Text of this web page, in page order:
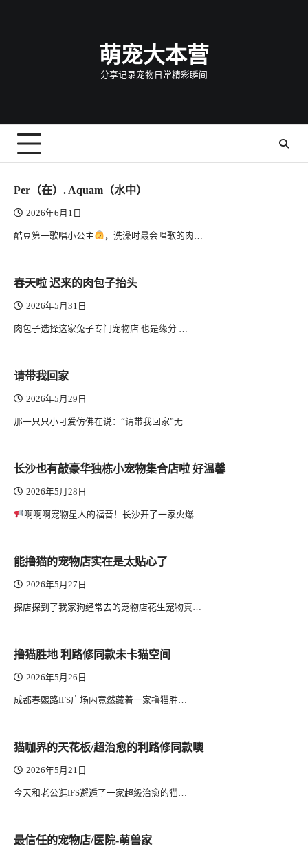
萌宠大本营
分享记录宠物日常精彩瞬间
Per（在）. Aquam（水中）
2026年6月1日
酷豆第一歌唱小公主 ，洗澡时最会唱歌的肉…
春天啦 迟来的肉包子抬头
2026年5月31日
肉包子选择这家兔子专门宠物店 也是缘分 …
请带我回家
2026年5月29日
那一只只小可爱仿佛在说：“请带我回家”无…
长沙也有敲豪华独栋小宠物集合店啦 好温馨
2026年5月28日
啊啊啊宠物星人的福音！长沙开了一家火爆…
能撸猫的宠物店实在是太贴心了
2026年5月27日
探店探到了我家狗经常去的宠物店花生宠物真…
撸猫胜地 利路修同款未卡猫空间
2026年5月26日
成都春熙路IFS广场内竟然藏着一家撸猫胜…
猫咖界的天花板/超治愈的利路修同款噢
2026年5月21日
今天和老公逛IFS邂逅了一家超级治愈的猫…
最信任的宠物店/医院-萌兽家